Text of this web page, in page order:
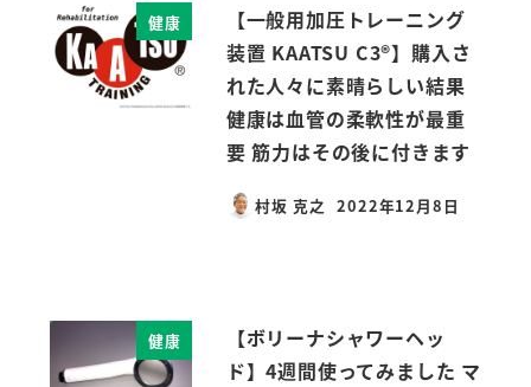
健康
【一般用加圧トレーニング
装置 KAATSU C3®】購入さ
れた人々に素晴らしい結果
健康は血管の柔軟性が最重
要 筋力はその後に付きます
村坂 克之
投稿日
2022年12月8日
健康
【ボリーナシャワーヘッ
ド】4週間使ってみました マ